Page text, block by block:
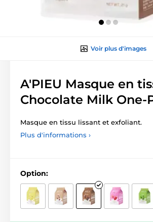
Voir plus d'images
A'PIEU Masque en
Chocolate Milk One-
Masque en tissu lissant et exfoliant.
Plus d'informations ›
Option: